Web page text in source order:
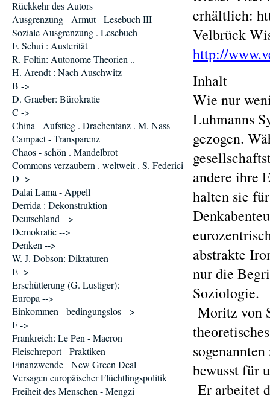
erhältlich:
Velbrück
http://
Inhalt
Wie nur
Luhmanns
gezogen.
andere ihre
halten sie
abstrakte
nur die
Soziologie.
Moritz von
bewusst für
Er arbeitet
Rückkehr des Autors
Ausgrenzung - Armut - Lesebuch III
Soziale Ausgrenzung . Lesebuch
F. Schui : Austerität
R. Foltin: Autonome Theorien ..
H. Arendt : Nach Auschwitz
B ->
D. Graeber: Bürokratie
C ->
China - Aufstieg . Drachentanz . M. Nass
Campact - Transparenz
Chaos - schön . Mandelbrot
Commons verzaubern . weltweit . S. Federici
D ->
Dalai Lama - Appell
Derrida : Dekonstruktion
Deutschland -->
Demokratie -->
Denken -->
W. J. Dobson: Diktaturen
E ->
Erschütterung (G. Lustiger):
Europa -->
Einkommen - bedingungslos -->
F ->
Frankreich: Le Pen - Macron
Fleischreport - Praktiken
Finanzwende - New Green Deal
Versagen europäischer Flüchtlingspolitik
Freiheit des Menschen - Mengzi